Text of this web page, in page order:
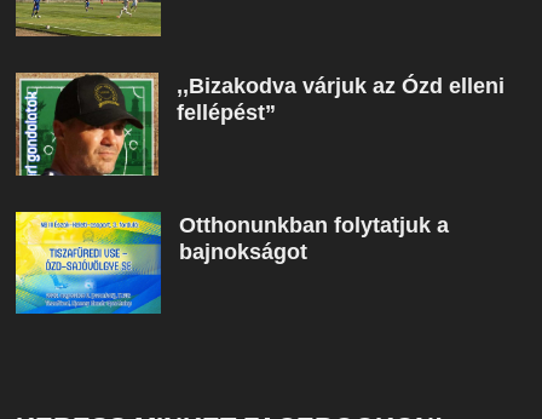
,,Bizakodva várjuk az Ózd elleni
fellépést”
Otthonunkban folytatjuk a
bajnokságot